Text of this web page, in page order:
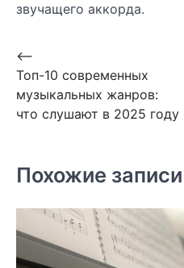
звучащего аккорда.
Навигация
по
записям
⟵
Топ-10 современных
музыкальных жанров:
что слушают в 2025 году
Похожие записи